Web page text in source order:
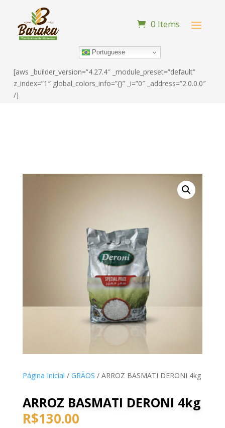
0 Items
Portuguese
[aws _builder_version=”4.27.4″ _module_preset=”default”
z_index=”1″ global_colors_info=”{}” _i=”0″ _address=”2.0.0.0″
/]
Página Inicial / GRÃOS / ARROZ BASMATI DERONI 4kg
ARROZ BASMATI DERONI 4kg
R$130.00